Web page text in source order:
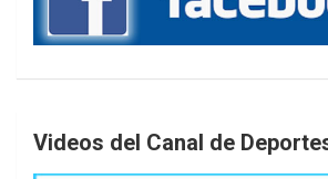
Videos del Canal de